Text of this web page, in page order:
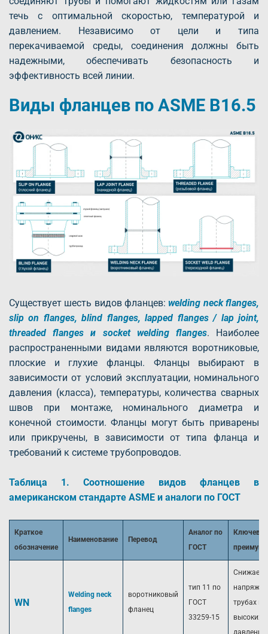
течь с оптимальной скоростью, температурой и
давлением. Независимо от цели и типа
перекачиваемой среды, соединения должны быть
надежными, обеспечивать безопасность и
эффективность всей линии.
Виды фланцев по ASME B16.5
Существует шесть видов фланцев: welding neck flanges,
slip on flanges, blind flanges, lapped flanges / lap joint,
threaded flanges и socket welding flanges. Наиболее
распространенными видами являются воротниковые,
плоские и глухие фланцы. Фланцы выбирают в
зависимости от условий эксплуатации, номинального
давления (класса), температуры, количества сварных
швов при монтаже, номинального диаметра и
конечной стоимости. Фланцы могут быть приварены
или прикручены, в зависимости от типа фланца и
требований к системе трубопроводов.
Таблица 1. Соотношение видов фланцев в
американском стандарте ASME и аналоги по ГОСТ
Краткое
обозначение
Наименование Перевод
Аналог по
ГОСТ
WN
Welding neck
flanges
воротниковый
фланец
тип 11 по
ГОСТ
33259-15
Снижает
трубах
высоких